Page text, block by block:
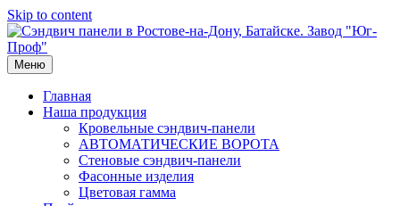
Skip to content
Меню
Главная
Наша продукция
Кровельные сэндвич-панели
АВТОМАТИЧЕСКИЕ ВОРОТА
Стеновые сэндвич-панели
Фасонные изделия
Цветовая гамма